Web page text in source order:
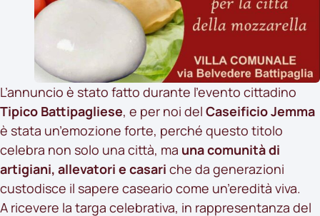
L’annuncio è stato fatto durante l’evento cittadino
Tipico Battipagliese, e per noi del Caseificio Jemma
è stata un’emozione forte, perché questo titolo
celebra non solo una città, ma una comunità di
artigiani, allevatori e casari che da generazioni
custodisce il sapere caseario come un’eredità viva.
A ricevere la targa celebrativa, in rappresentanza del